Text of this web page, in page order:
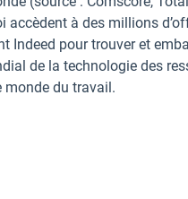
à des millions
Indeed pour trouver et
de la technologie des
du travail.